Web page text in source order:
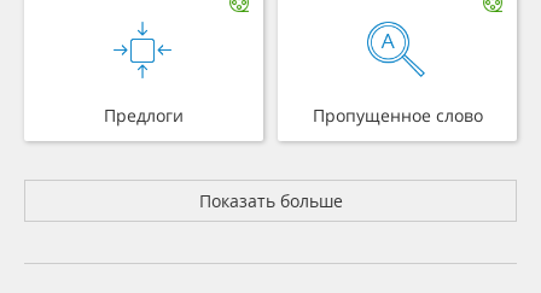
Предлоги Пропущенное слово
Показать больше